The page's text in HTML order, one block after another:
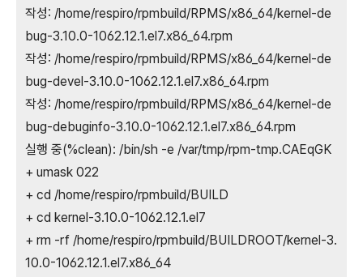
작성: /home/respiro/rpmbuild/RPMS/x86_64/kernel-de
bug-3.10.0-1062.12.1.el7.x86_64.rpm
작성: /home/respiro/rpmbuild/RPMS/x86_64/kernel-de
bug-devel-3.10.0-1062.12.1.el7.x86_64.rpm
작성: /home/respiro/rpmbuild/RPMS/x86_64/kernel-de
bug-debuginfo-3.10.0-1062.12.1.el7.x86_64.rpm
실행 중(%clean): /bin/sh -e /var/tmp/rpm-tmp.CAEqGK
+ umask 022
+ cd /home/respiro/rpmbuild/BUILD
+ cd kernel-3.10.0-1062.12.1.el7
+ rm -rf /home/respiro/rpmbuild/BUILDROOT/kernel-3.
10.0-1062.12.1.el7.x86_64